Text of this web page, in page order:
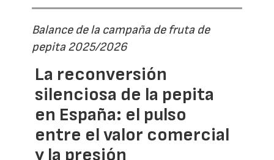
Balance de la campaña de fruta de
pepita 2025/2026
La reconversión
silenciosa de la pepita
en España: el pulso
entre el valor comercial
y la presión